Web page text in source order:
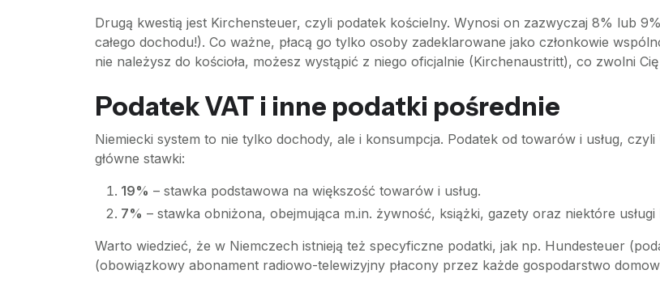
Drugą kwestią jest Kirchensteuer, czyli podatek kościelny. Wynosi on zazwyczaj 8% lub
całego dochodu!). Co ważne, płacą go tylko osoby zadeklarowane jako członkowie
nie należysz do kościoła, możesz wystąpić z niego oficjalnie (Kirchenaustritt), co zwolni Cię
Podatek VAT i inne podatki pośrednie
Niemiecki system to nie tylko dochody, ale i konsumpcja. Podatek od towarów i usług,
główne stawki:
19% – stawka podstawowa na większość towarów i usług.
7% – stawka obniżona, obejmująca m.in. żywność, książki, gazety oraz niektóre
Warto wiedzieć, że w Niemczech istnieją też specyficzne podatki, jak np. Hundesteuer
(obowiązkowy abonament radiowo-telewizyjny płacony przez każde gospodarstwo